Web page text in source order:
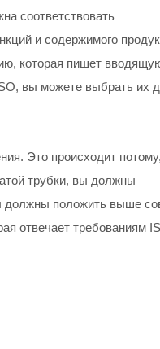
соответствовать
и содержимого
которая пишет
вы можете выбрать их
Это происходит
трубки, вы должны
должны положить выше
отвечает требованиям